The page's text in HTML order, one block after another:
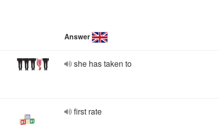
Answer
she has taken to
first rate